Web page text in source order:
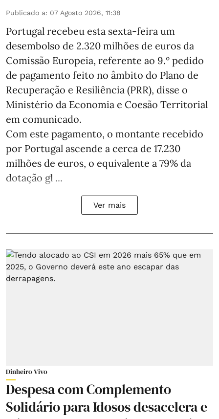
Publicado a: 07 Agosto 2026, 11:38
Portugal recebeu esta sexta-feira um
desembolso de 2.320 milhões de euros da
Comissão Europeia, referente ao 9.º pedido
de pagamento feito no âmbito do Plano de
Recuperação e Resiliência (PRR), disse o
Ministério da Economia e Coesão Territorial
em comunicado.
Com este pagamento, o montante recebido
por Portugal ascende a cerca de 17.230
milhões de euros, o equivalente a 79% da
dotação gl ...
Ver mais
Dinheiro Vivo
Despesa com Complemento
Solidário para Idosos desacelera e